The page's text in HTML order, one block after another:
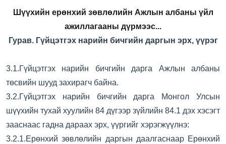
Шүүхийн ерөнхий зөвлөлийн Ажлын албаны үйл
ажиллагааны дүрмээс...
Гурав. Гүйцэтгэх нарийн бичгийн даргын эрх, үүрэг
3.1.Гүйцэтгэх нарийн бичгийн дарга Ажлын албаны
төсвийн шууд захирагч байна.
3.2.Гүйцэтгэх нарийн бичгийн дарга Монгол Улсын
шүүхийн тухай хуулийн 84 дүгээр зүйлийн 84.1 дэх хэсэгт
зааснаас гадна дараах эрх, үүргийг хэрэгжүүлнэ:
3.2.1.Ерөнхий зөвлөлийн даргын даалгаснаар Ерөнхий